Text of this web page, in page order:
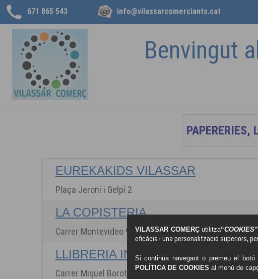
671 865 543 info@vilassarcomerciants.cat
Benvingut
EUREKAKIDS VILASSAR
Plaça Jeroni i Gelpí 2
LA COPISTERIA
Carrer Montevideo 95
LLIBRERIA INDEX
Carrer Miquel Borotau 8
VILASSAR COMERÇutilitza“COOKIES”
eficàcia i una personalització superiors,
Si continua navegant o premeu el botó
POLÍTICA DE COOKIES al menú de